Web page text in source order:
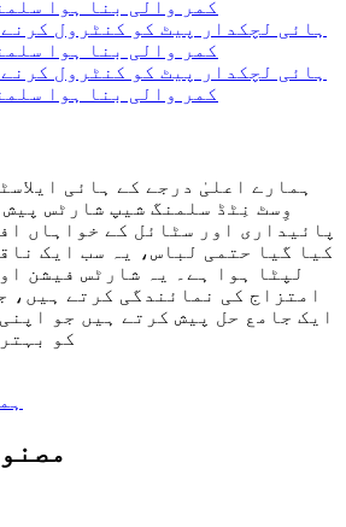
ہمارے اعلیٰ درجے کے ہائی
وِسٹ نِٹڈ سلمنگ شیپ شارٹس
پائیداری اور سٹائل کے خواہاں
کیا گیا حتمی لباس، یہ سب ایک
لپٹا ہوا ہے۔ یہ شارٹس فیشن
امتزاج کی نمائندگی کرتے ہیں،
ایک جامع حل پیش کرتے ہیں جو
کو